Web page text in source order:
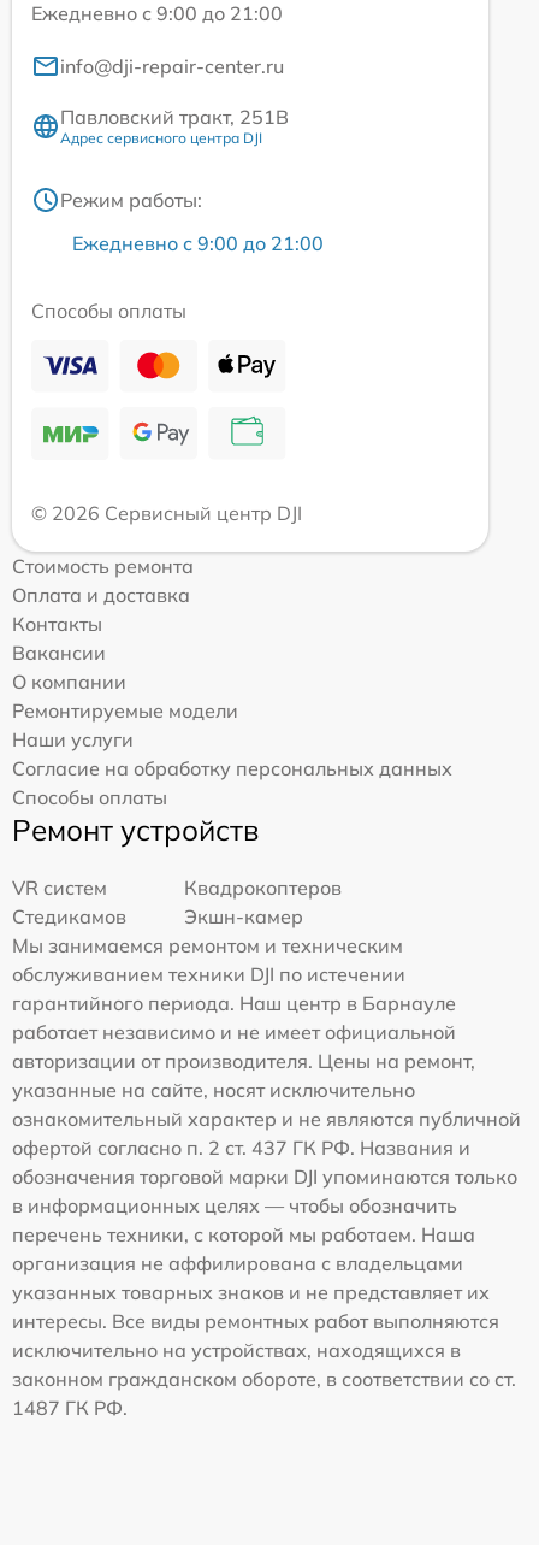
Ежедневно с 9:00 до 21:00
info@dji-repair-center.ru
Павловский тракт, 251В
Адрес сервисного центра DJI
Режим работы:
Ежедневно с 9:00 до 21:00
Способы оплаты
© 2026 Сервисный центр DJI
Стоимость ремонта
Оплата и доставка
Контакты
Вакансии
О компании
Ремонтируемые модели
Наши услуги
Согласие на обработку персональных данных
Способы оплаты
Ремонт устройств
VR систем
Квадрокоптеров
Стедикамов
Экшн-камер
Мы занимаемся ремонтом и техническим
обслуживанием техники DJI по истечении
гарантийного периода. Наш центр в Барнауле
работает независимо и не имеет официальной
авторизации от производителя. Цены на ремонт,
указанные на сайте, носят исключительно
ознакомительный характер и не являются публичной
офертой согласно п. 2 ст. 437 ГК РФ. Названия и
обозначения торговой марки DJI упоминаются только
в информационных целях — чтобы обозначить
перечень техники, с которой мы работаем. Наша
организация не аффилирована с владельцами
указанных товарных знаков и не представляет их
интересы. Все виды ремонтных работ выполняются
исключительно на устройствах, находящихся в
законном гражданском обороте, в соответствии со ст.
1487 ГК РФ.